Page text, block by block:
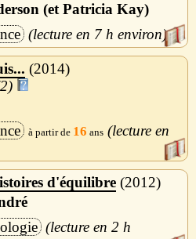
(et Patricia Kay)
7 h
2014
16
d'équilibre 2012
2 h